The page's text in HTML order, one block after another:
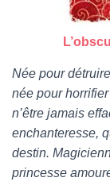
Née pour
née pour
n’être jamais
enchanteresse,
destin.
princesse